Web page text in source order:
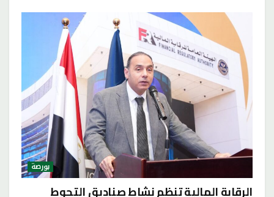
بورصة
الرقابة المالية تنظم نشاط صناديق التحوط